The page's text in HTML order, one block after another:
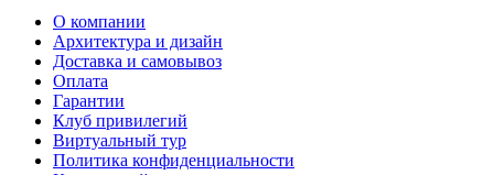
О компании
Архитектура и дизайн
Доставка и самовывоз
Оплата
Гарантии
Клуб привилегий
Виртуальный тур
Политика конфиденциальности